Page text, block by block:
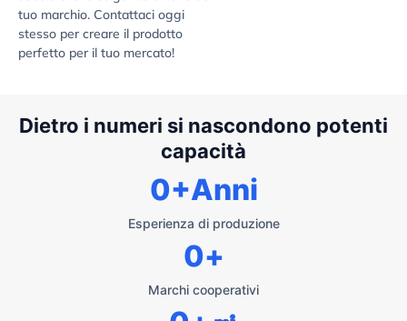
tuo marchio. Contattaci oggi
stesso per creare il prodotto
perfetto per il tuo mercato!
Dietro i numeri si nascondono potenti
capacità
Esperienza di produzione
0+Anni
Marchi cooperativi
0+